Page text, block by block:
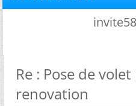
Re : Pose de
renovation